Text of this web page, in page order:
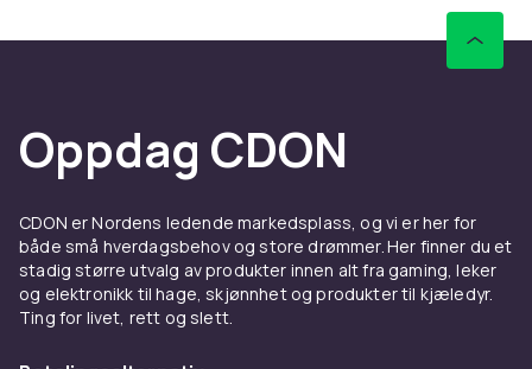
Oppdag CDON
CDON er Nordens ledende markedsplass, og vi er her for
både små hverdagsbehov og store drømmer. Her finner du et
stadig større utvalg av produkter innen alt fra gaming, leker
og elektronikk til hage, skjønnhet og produkter til kjæledyr.
Ting for livet, rett og slett.